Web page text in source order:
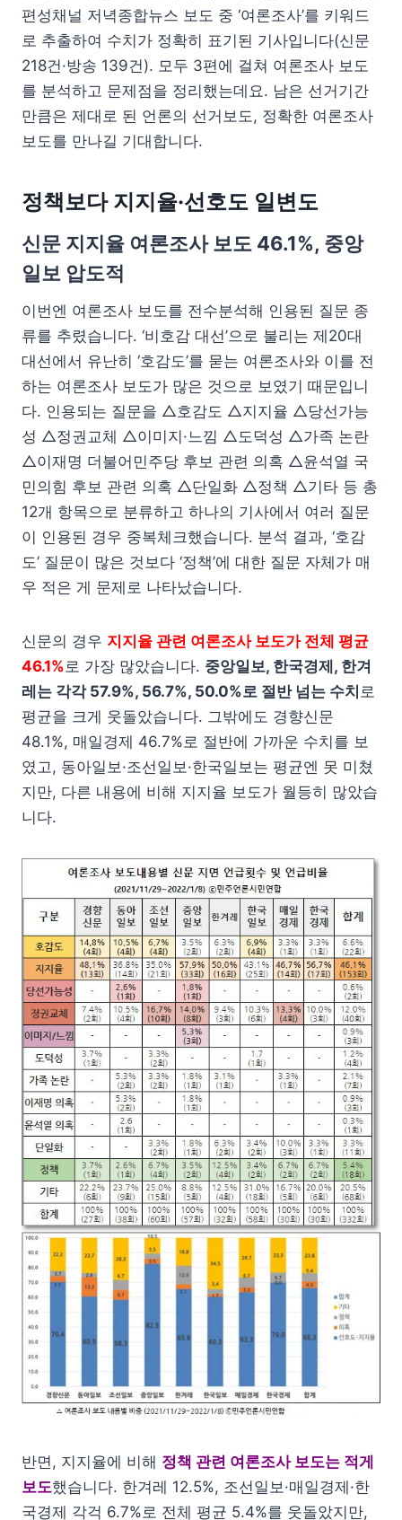
편성채널 저녁종합뉴스 보도 중 ‘여론조사’를 키워드
로 추출하여 수치가 정확히 표기된 기사입니다(신문
218건·방송 139건). 모두 3편에 걸쳐 여론조사 보도
를 분석하고 문제점을 정리했는데요. 남은 선거기간
만큼은 제대로 된 언론의 선거보도, 정확한 여론조사
보도를 만나길 기대합니다.
정책보다 지지율·선호도 일변도
신문 지지율 여론조사 보도 46.1%, 중앙
일보 압도적
이번엔 여론조사 보도를 전수분석해 인용된 질문 종
류를 추렸습니다. ‘비호감 대선’으로 불리는 제20대
대선에서 유난히 ‘호감도’를 묻는 여론조사와 이를 전
하는 여론조사 보도가 많은 것으로 보였기 때문입니
다. 인용되는 질문을 △호감도 △지지율 △당선가능
성 △정권교체 △이미지·느낌 △도덕성 △가족 논란
△이재명 더불어민주당 후보 관련 의혹 △윤석열 국
민의힘 후보 관련 의혹 △단일화 △정책 △기타 등 총
12개 항목으로 분류하고 하나의 기사에서 여러 질문
이 인용된 경우 중복체크했습니다. 분석 결과, ‘호감
도’ 질문이 많은 것보다 ‘정책’에 대한 질문 자체가 매
우 적은 게 문제로 나타났습니다.
신문의 경우 지지율 관련 여론조사 보도가 전체 평균
46.1% 로 가장 많았습니다. 중앙일보, 한국경제, 한겨
레는 각각 57.9%, 56.7%, 50.0%로 절반 넘는 수치 로
평균을 크게 웃돌았습니다. 그밖에도 경향신문
48.1%, 매일경제 46.7%로 절반에 가까운 수치를 보
였고, 동아일보·조선일보·한국일보는 평균엔 못 미쳤
지만, 다른 내용에 비해 지지율 보도가 월등히 많았습
니다.
반면, 지지율에 비해 정책 관련 여론조사 보도는 적게
보도했습니다. 한겨레 12.5%, 조선일보·매일경제·한
국경제 각걱 6.7%로 전체 평균 5.4%를 웃돌았지만,